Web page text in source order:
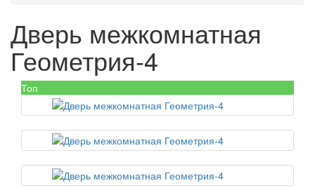
Дверь межкомнатная
Геометрия-4
Топ